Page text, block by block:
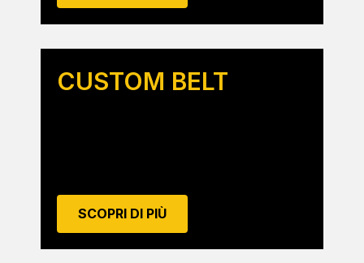
CUSTOM BELT
SCOPRI DI PIÙ